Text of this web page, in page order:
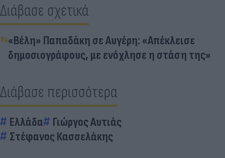
Διάβασε σχετικά
«Βέλη» Παπαδάκη σε Αυγέρη: «Απέκλεισε
δημοσιογράφους, με ενόχλησε η στάση της»
Διάβασε περισσότερα
Ελλάδα
Γιώργος Αυτιάς
Στέφανος Κασσελάκης